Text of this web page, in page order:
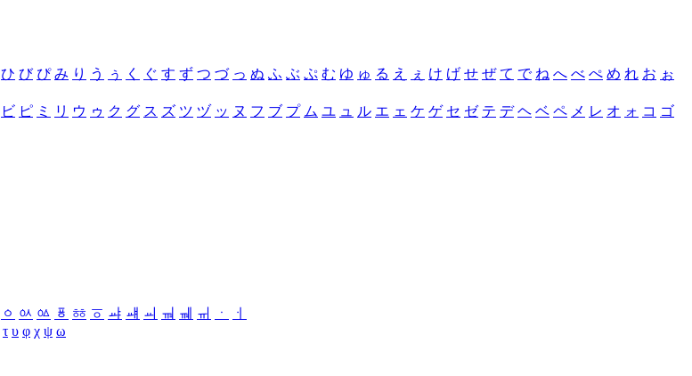
ひ び ぴ み り う ぅ く ぐ す ず つ づ っ ぬ ふ ぶ ぷ む ゆ ゅ る え ぇ け げ せ ぜ て で ね へ べ ぺ め れ お ぉ
ビ ピ ミ リ ウ ゥ ク グ ス ズ ツ ヅ ッ ヌ フ ブ プ ム ユ ュ ル エ ェ ケ ゲ セ ゼ テ デ ヘ ベ ペ メ レ オ ォ コ ゴ
ㆁ ㆂ ㆃ ㆄ ㆅ ㆆ ㆇ ㆈ ㆉ ㆊ ㆋ ㆌ ㆍ
ㆎ
τ υ φ χ ψ ω